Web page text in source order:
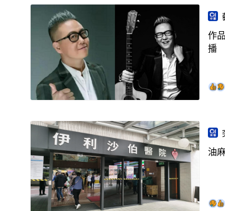
作
播
油